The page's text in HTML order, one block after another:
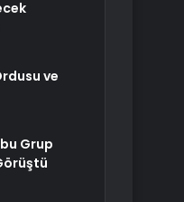
ve
Grup